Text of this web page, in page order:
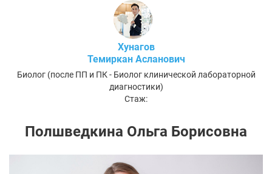
Хунагов
Темиркан Асланович
Биолог (после ПП и ПК - Биолог клинической лабораторной
диагностики)
Стаж:
Полшведкина Ольга Борисовна